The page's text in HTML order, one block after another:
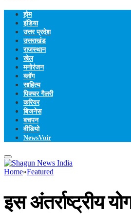
होम
इंडिया
उत्तर प्रदेश
उत्तराखंड
राजस्थान
खेल
मनोरंजन
ब्लॉग
साहित्य
पिक्चर गैलरी
करियर
बिजनेस
बचपन
वीडियो
NewsVoir
Home»Featured
इस अंतर्राष्ट्रीय